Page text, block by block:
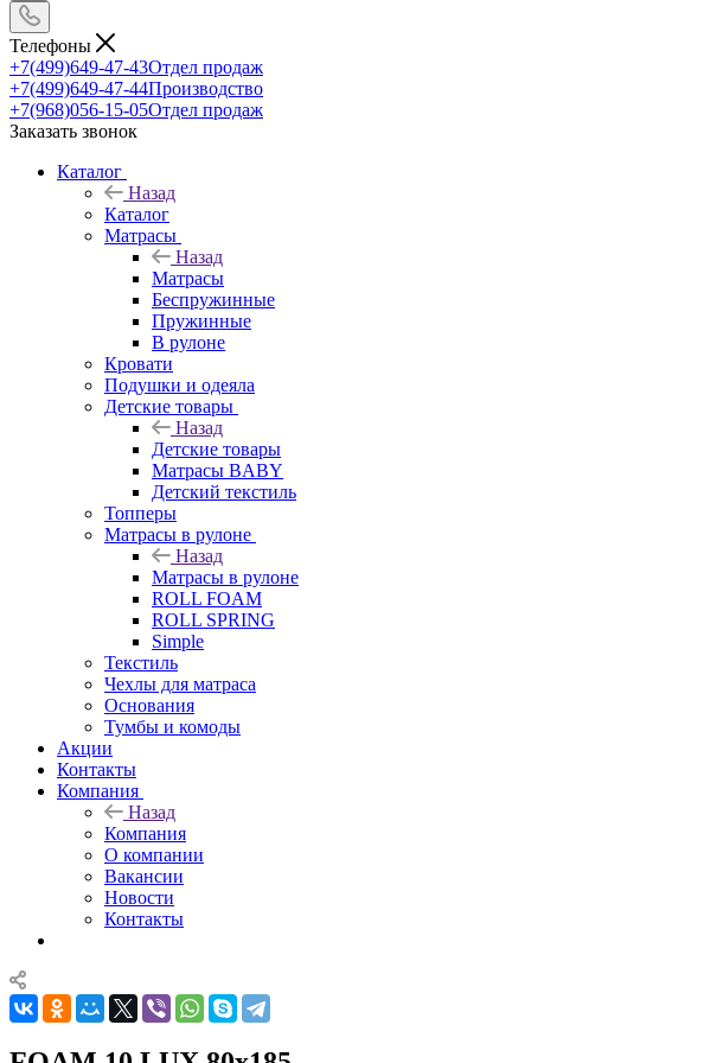
Телефоны
+7(499)649-47-43Отдел продаж
+7(499)649-47-44Производство
+7(968)056-15-05Отдел продаж
Заказать звонок
Каталог
Назад
Каталог
Матрасы
Назад
Матрасы
Беспружинные
Пружинные
В рулоне
Кровати
Подушки и одеяла
Детские товары
Назад
Детские товары
Матрасы BABY
Детский текстиль
Топперы
Матрасы в рулоне
Назад
Матрасы в рулоне
ROLL FOAM
ROLL SPRING
Simple
Текстиль
Чехлы для матраса
Основания
Тумбы и комоды
Акции
Контакты
Компания
Назад
Компания
О компании
Вакансии
Новости
Контакты